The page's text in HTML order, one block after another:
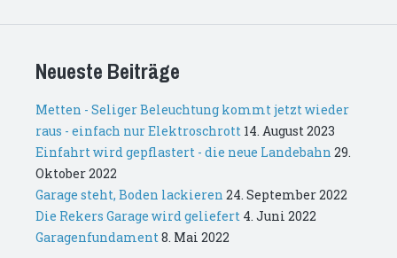
Neueste Beiträge
Metten - Seliger Beleuchtung kommt jetzt wieder
raus - einfach nur Elektroschrott 14. August 2023
Einfahrt wird gepflastert - die neue Landebahn 29.
Oktober 2022
Garage steht, Boden lackieren 24. September 2022
Die Rekers Garage wird geliefert 4. Juni 2022
Garagenfundament 8. Mai 2022